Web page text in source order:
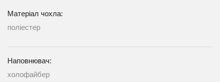
Матеріал чохла:
поліестер
Наповнювач:
холофайбер